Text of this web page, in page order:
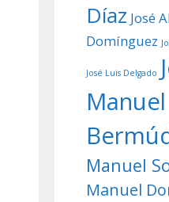
Díaz José
Domínguez
José Luis Delgado
Manuel
Manuel
Manuel